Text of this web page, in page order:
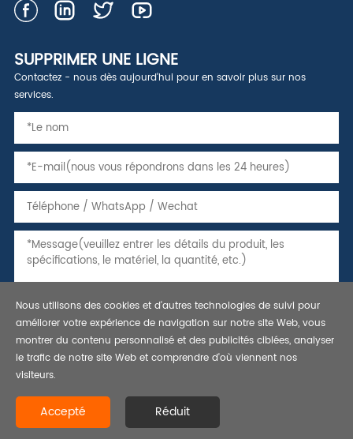
SUPPRIMER UNE LIGNE
Contactez - nous dès aujourd'hui pour en savoir plus sur nos
services.
Copyright © 2021 tuyaux, tubes et caissons en acier sans soudure,
tuyau de ligne api 5l-bestar steel co., ltd. tous droits réservés.
Nous utilisons des cookies et d'autres technologies de suivi pour
améliorer votre expérience de navigation sur notre site Web, vous
montrer du contenu personnalisé et des publicités ciblées, analyser
le trafic de notre site Web et comprendre d'où viennent nos
visiteurs.
Accepté Réduit